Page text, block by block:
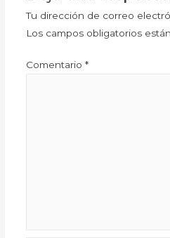
Tu dirección de correo
Los campos obligatorios
Comentario *